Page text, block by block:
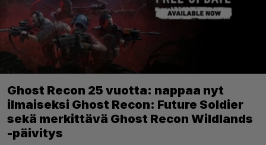
Ghost Recon 25 vuotta: nappaa nyt
ilmaiseksi Ghost Recon: Future Soldier
sekä merkittävä Ghost Recon Wildlands
-päivitys